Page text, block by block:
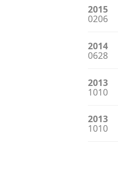
2015
0206
2014
0628
2013
1010
2013
1010